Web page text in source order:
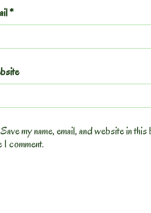
*
Save my name, email, and website in
I comment.